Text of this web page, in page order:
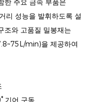
주요 금속 부품은
리 성능을 발휘하도록 설
조와 고품질 밀봉재는
min)을 제공하여
기어 구동